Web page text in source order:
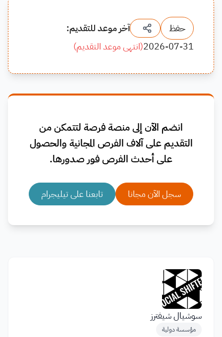
حفظ
آخر موعد للتقديم:
2026-07-31
(انتهى موعد التقديم)
انضم الآن إلى منصة فرصة لتتمكن من
التقديم على آلاف الفرص المجانية والحصول
على أحدث الفرص فور صدورها.
سجل الآن مجانا تابعنا على تيليجرام
سوشيال شيفترز
مؤسسة دولية